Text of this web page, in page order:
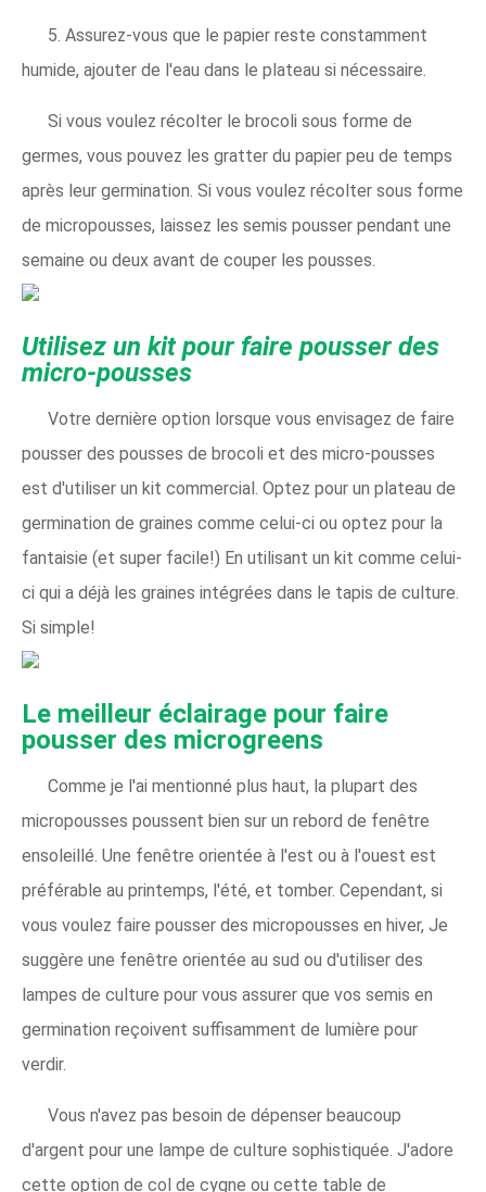
5. Assurez-vous que le papier reste constamment
humide, ajouter de l'eau dans le plateau si nécessaire.
Si vous voulez récolter le brocoli sous forme de
germes, vous pouvez les gratter du papier peu de temps
après leur germination. Si vous voulez récolter sous forme
de micropousses, laissez les semis pousser pendant une
semaine ou deux avant de couper les pousses.
Utilisez un kit pour faire pousser des
micro-pousses
Votre dernière option lorsque vous envisagez de faire
pousser des pousses de brocoli et des micro-pousses
est d'utiliser un kit commercial. Optez pour un plateau de
germination de graines comme celui-ci ou optez pour la
fantaisie (et super facile!) En utilisant un kit comme celui-
ci qui a déjà les graines intégrées dans le tapis de culture.
Si simple!
Le meilleur éclairage pour faire
pousser des microgreens
Comme je l'ai mentionné plus haut, la plupart des
micropousses poussent bien sur un rebord de fenêtre
ensoleillé. Une fenêtre orientée à l'est ou à l'ouest est
préférable au printemps, l'été, et tomber. Cependant, si
vous voulez faire pousser des micropousses en hiver, Je
suggère une fenêtre orientée au sud ou d'utiliser des
lampes de culture pour vous assurer que vos semis en
germination reçoivent suffisamment de lumière pour
verdir.
Vous n'avez pas besoin de dépenser beaucoup
d'argent pour une lampe de culture sophistiquée. J'adore
cette option de col de cygne ou cette table de